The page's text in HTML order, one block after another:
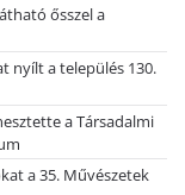
ősszel a
nyílt a település 130.
a Társadalmi
a 35. Művészetek